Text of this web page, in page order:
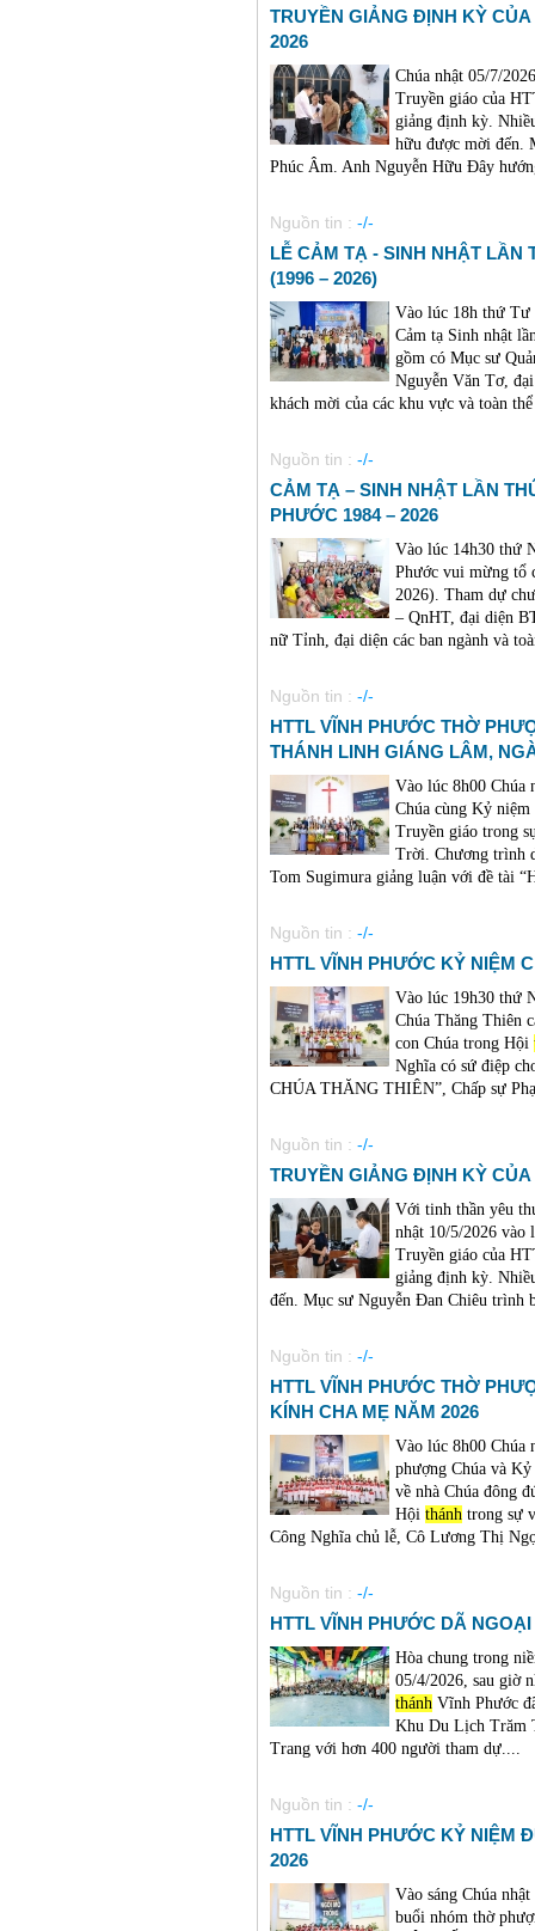
TRUYỀN GIẢNG ĐỊNH KỲ
2026
Chúa nhật 05/7/
Truyền giáo của
giảng định kỳ.
hữu được mời đến.
Phúc Âm. Anh Nguyễn Hữu Đây
Nguồn tin : -/-
LỄ CẢM TẠ - SINH NHẬT LẦN
(1996 – 2026)
Vào lúc 18h thứ Tư
Cảm tạ Sinh nhật
gồm có Mục sư
Nguyễn Văn Tơ,
khách mời của các khu vực và toàn
Nguồn tin : -/-
CẢM TẠ – SINH NHẬT LẦN
PHƯỚC 1984 – 2026
Vào lúc 14h30 thứ
Phước vui mừng tổ
2026). Tham dự
– QnHT, đại diện
nữ Tỉnh, đại diện các ban ngành và
Nguồn tin : -/-
HTTL VĨNH PHƯỚC THỜ
THÁNH LINH GIÁNG LÂM,
Vào lúc 8h00 Chúa
Chúa cùng Kỷ
Truyền giáo trong
Trời. Chương trình
Tom Sugimura giảng luận với đề tài
Nguồn tin : -/-
HTTL VĨNH PHƯỚC KỶ NIỆM
Vào lúc 19h30 thứ
Chúa Thăng Thiên
con Chúa trong Hội
Nghĩa có sứ điệp
CHÚA THĂNG THIÊN”, Chấp sự
Nguồn tin : -/-
TRUYỀN GIẢNG ĐỊNH KỲ
Với tinh thần yêu
nhật 10/5/2026 vào
Truyền giáo của
giảng định kỳ.
đến. Mục sư Nguyễn Đan Chiêu trình
Nguồn tin : -/-
HTTL VĨNH PHƯỚC THỜ
KÍNH CHA MẸ NĂM 2026
Vào lúc 8h00 Chúa
phượng Chúa và
về nhà Chúa đông
Hội thánh trong sự
Công Nghĩa chủ lễ, Cô Lương Thị
Nguồn tin : -/-
HTTL VĨNH PHƯỚC DÃ
Hòa chung trong
05/4/2026, sau giờ
thánh Vĩnh Phước
Khu Du Lịch Trăm
Trang với hơn 400 người tham dự....
Nguồn tin : -/-
HTTL VĨNH PHƯỚC KỶ NIỆM
2026
Vào sáng Chúa
buổi nhóm thờ